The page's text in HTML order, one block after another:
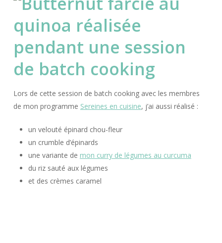
Lors de cette session de batch cooking avec les membres
de mon programme Sereines en cuisine, j’ai aussi réalisé :
un velouté épinard chou-fleur
un crumble d’épinards
une variante de mon curry de légumes au curcuma
du riz sauté aux légumes
et des crèmes caramel